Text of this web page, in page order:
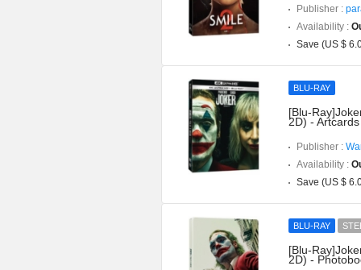
Publisher :
Availability :
Save (US $
BLU-RAY
[Blu-
2D) - Artcards
Publisher :
Availability :
Save (US $
BLU-RAY
[Blu-
2D) -